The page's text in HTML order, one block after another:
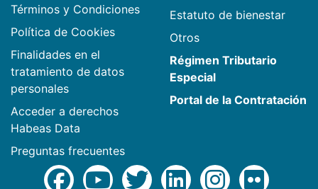
Términos y Condiciones
Política de Cookies
Finalidades en el
tratamiento de datos
personales
Acceder a derechos
Habeas Data
Preguntas frecuentes
Estatuto de bienestar
Otros
Régimen Tributario
Especial
Portal de la Contratación